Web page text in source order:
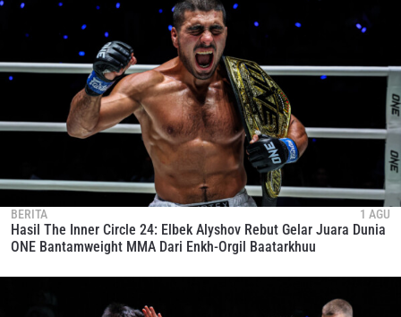
BERITA 1 AGU
Hasil The Inner Circle 24: Elbek Alyshov Rebut Gelar Juara Dunia
ONE Bantamweight MMA Dari Enkh-Orgil Baatarkhuu